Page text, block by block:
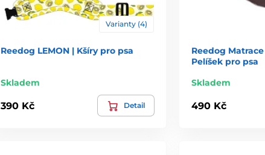
Varianty (4)
Reedog LEMON | Kšíry pro psa
Skladem
390 Kč Detail
Reedog
Pelíšek pro psa
Skladem
490 Kč